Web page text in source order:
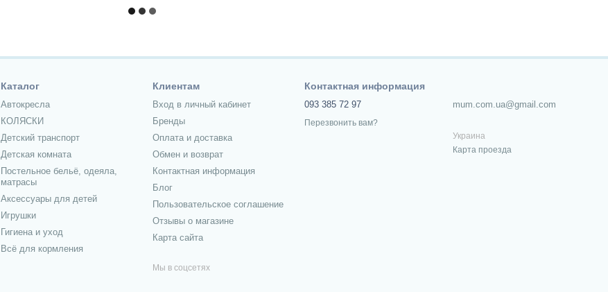
Каталог
Автокресла
КОЛЯСКИ
Детский транспорт
Детская комната
Постельное бельё, одеяла,
матрасы
Аксессуары для детей
Игрушки
Гигиена и уход
Всё для кормления
Клиентам
Вход в личный кабинет
Бренды
Оплата и доставка
Обмен и возврат
Контактная информация
Блог
Пользовательское соглашение
Отзывы о магазине
Карта сайта
Мы в соцсетях
Контактная информация
093 385 72 97
Перезвонить вам?
mum.com.ua@gmail.com
Украина
Карта проезда